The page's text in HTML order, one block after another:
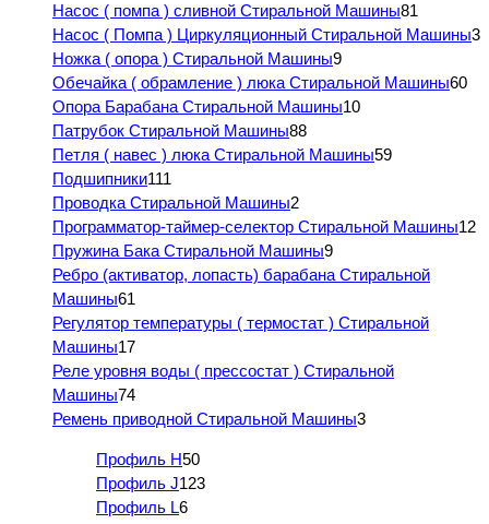
Насос ( помпа ) сливной Стиральной Машины81
Насос ( Помпа ) Циркуляционный Стиральной Машины3
Ножка ( опора ) Стиральной Машины9
Обечайка ( обрамление ) люка Стиральной Машины60
Опора Барабана Стиральной Машины10
Патрубок Стиральной Машины88
Петля ( навес ) люка Стиральной Машины59
Подшипники111
Проводка Стиральной Машины2
Программатор-таймер-селектор Стиральной Машины12
Пружина Бака Стиральной Машины9
Ребро (активатор, лопасть) барабана Стиральной
Машины61
Регулятор температуры ( термостат ) Стиральной
Машины17
Реле уровня воды ( прессостат ) Стиральной
Машины74
Ремень приводной Стиральной Машины3
Профиль H50
Профиль J123
Профиль L6